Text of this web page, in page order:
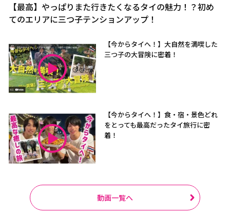
【最高】やっぱりまた行きたくなるタイの魅力！？初め
てのエリアに三つ子テンションアップ！
【今からタイへ！】大自然を満喫した
三つ子の大冒険に密着！
【今からタイへ！】食・宿・景色どれ
をとっても最高だったタイ旅行に密
着！
動画一覧へ